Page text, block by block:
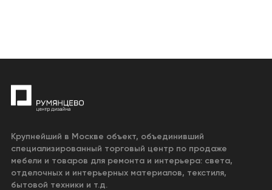
Крупнейший в Москве объект, объединивший
специализированный торговый центр по продаже
мебели и товаров для ремонта и интерьера: света,
отделочных и интерьерных материалов, текстиля,
бытовой техники и т.д.